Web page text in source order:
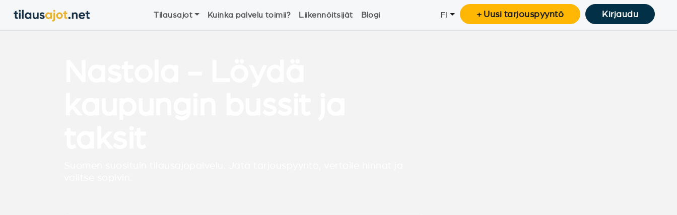
Tilausajot Kuinka palvelu toimii? Liikennöitsijät Blogi FI + Uusi tarjouspyyntö Kirjaudu